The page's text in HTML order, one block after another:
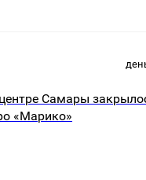
Самары
«Марико»